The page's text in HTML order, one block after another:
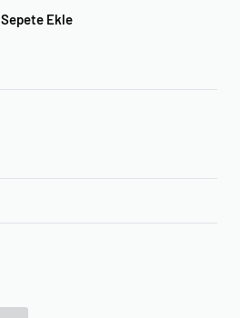
Sepete Ekle